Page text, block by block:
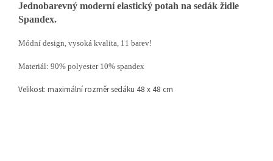
Jednobarevný moderní elastický potah na sedák židle
Spandex.
Módní design, vysoká kvalita, 11 barev!
Materiál: 90% polyester 10% spandex
Velikost: maximální rozměr sedáku 48 x 48 cm